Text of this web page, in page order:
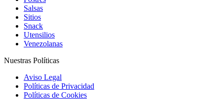
Salsas
Sitios
Snack
Utensilios
Venezolanas
Nuestras Políticas
Aviso Legal
Políticas de Privacidad
Políticas de Cookies